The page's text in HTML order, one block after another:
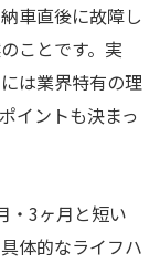
車直後に故障し
ことです。実
は業界特有の理
イントも決まっ
・3ヶ月と短い
体的なライフハ